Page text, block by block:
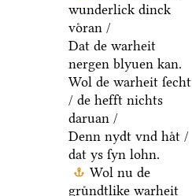
wunderlick dinck
voͤran /
Dat de warheit
nergen blyuen kan.
Wol de warheit ſecht
/ de hefft nichts
daruan /
Denn nydt vnd haͤt /
dat ys ſyn lohn.
Wol nu de
gruͤndtlike warheit